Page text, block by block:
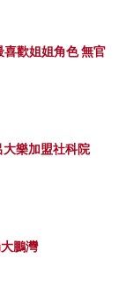
歡姐姐角色 無官
樂加盟社科院
鵬灣